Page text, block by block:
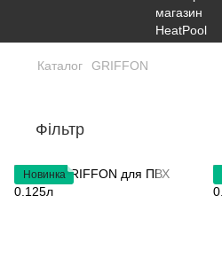
Каталог GRIFFON
Фільтр
Новинка